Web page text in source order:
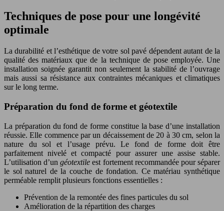
Techniques de pose pour une longévité
optimale
La durabilité et l’esthétique de votre sol pavé dépendent autant de la
qualité des matériaux que de la technique de pose employée. Une
installation soignée garantit non seulement la stabilité de l’ouvrage
mais aussi sa résistance aux contraintes mécaniques et climatiques
sur le long terme.
Préparation du fond de forme et géotextile
La préparation du fond de forme constitue la base d’une installation
réussie. Elle commence par un décaissement de 20 à 30 cm, selon la
nature du sol et l’usage prévu. Le fond de forme doit être
parfaitement nivelé et compacté pour assurer une assise stable.
L’utilisation d’ungéotextileest fortement recommandée pour séparer
le sol naturel de la couche de fondation. Ce matériau synthétique
perméable remplit plusieurs fonctions essentielles :
Prévention de la remontée des fines particules du sol
Amélioration de la répartition des charges